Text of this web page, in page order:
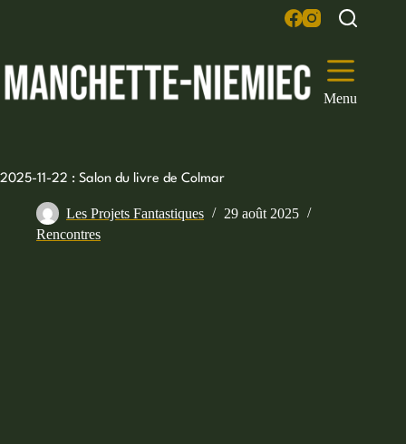
Menu
2025-11-22 : Salon du livre de Colmar
Les Projets Fantastiques
29 août 2025
Rencontres